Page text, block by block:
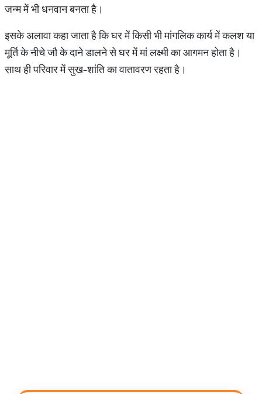
जन्म में भी धनवान बनता है।
इसके अलावा कहा जाता है कि घर में किसी भी मांगलिक कार्य में कलश या
मूर्ति के नीचे जौ के दाने डालने से घर में मां लक्ष्मी का आगमन होता है।
साथ ही परिवार में सुख-शांति का वातावरण रहता है।